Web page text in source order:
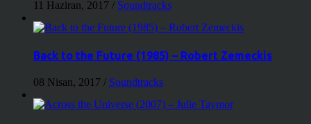
11 Haziran, 2017 / Soundtracks
Back to the Future (1985) – Robert Zemeckis
08 Nisan, 2017 / Soundtracks